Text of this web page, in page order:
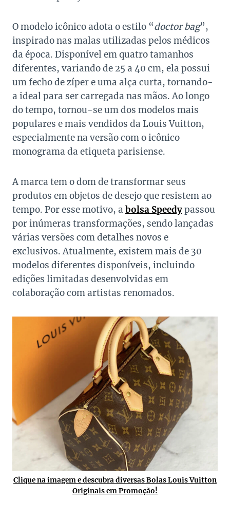
O modelo icônico adota o estilo “doctor bag”,
inspirado nas malas utilizadas pelos médicos
da época. Disponível em quatro tamanhos
diferentes, variando de 25 a 40 cm, ela possui
um fecho de zíper e uma alça curta, tornando-
a ideal para ser carregada nas mãos. Ao longo
do tempo, tornou-se um dos modelos mais
populares e mais vendidos da Louis Vuitton,
especialmente na versão com o icônico
monograma da etiqueta parisiense.
A marca tem o dom de transformar seus
produtos em objetos de desejo que resistem ao
tempo. Por esse motivo, a bolsa Speedypassou
por inúmeras transformações, sendo lançadas
várias versões com detalhes novos e
exclusivos. Atualmente, existem mais de 30
modelos diferentes disponíveis, incluindo
edições limitadas desenvolvidas em
colaboração com artistas renomados.
Clique na imagem e descubra diversas Bolas Louis Vuitton
Originais em Promoção!